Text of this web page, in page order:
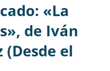
«La
de Iván
el